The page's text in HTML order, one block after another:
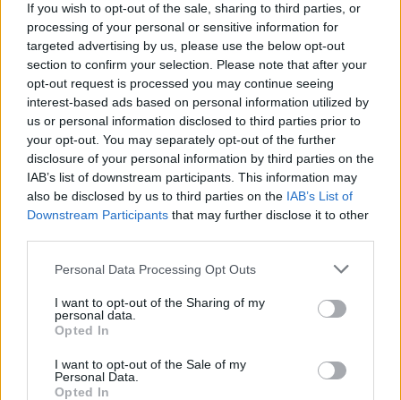
If you wish to opt-out of the sale, sharing to third parties, or
processing of your personal or sensitive information for
targeted advertising by us, please use the below opt-out
section to confirm your selection. Please note that after your
opt-out request is processed you may continue seeing
interest-based ads based on personal information utilized by
us or personal information disclosed to third parties prior to
your opt-out. You may separately opt-out of the further
disclosure of your personal information by third parties on the
IAB’s list of downstream participants. This information may
also be disclosed by us to third parties on the IAB’s List of
Downstream Participants that may further disclose it to other
Please note that this website/app uses one or more Google
not limited to your visit or usage behaviour. You may click to
grant or deny consent to Google and its third-party tags to
use your data for below specified purposes in below Google
consent section.
Personal Data Processing Opt Outs
I want to opt-out of the Sharing of my
personal data.
Opted In
I want to opt-out of the Sale of my
Personal Data.
Opted In
Βίντεο: Αδιανόητες σκηνές στις εξέδρες γηπέδου στην
Αργεντινή - Έγδυναν Χιλιανούς οπαδούς και τους
χτυπούσαν
Πολύ σκληρές εικόνες με τους χούλιγκαν της
Ιντεπεντιέντα να μπουκάρουν στην εξέδρα των
φιλοξενούμενων και να βασανίζουν όποιον βρίσκουν
μπροστά τους